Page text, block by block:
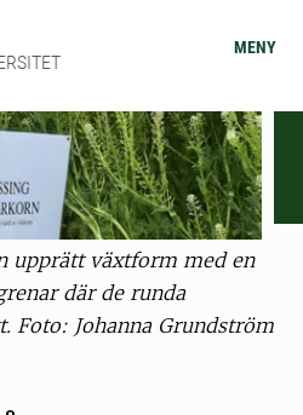
MENY
upprätt växtform med en
där de runda
Foto: Johanna Grundström